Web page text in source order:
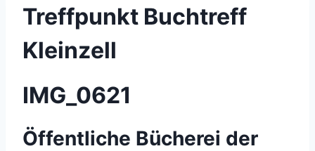
Treffpunkt Buchtreff
Kleinzell
IMG_0621
Öffentliche Bücherei der